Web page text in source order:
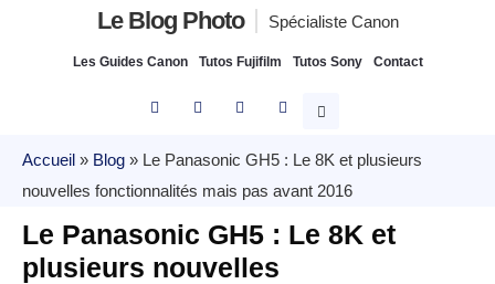
Le Blog Photo Spécialiste Canon
Les Guides Canon Tutos Fujifilm Tutos Sony Contact
Accueil » Blog » Le Panasonic GH5 : Le 8K et plusieurs
nouvelles fonctionnalités mais pas avant 2016
Le Panasonic GH5 : Le 8K et
plusieurs nouvelles